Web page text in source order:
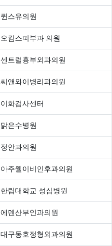
퀸스유의원
오킴스피부과 의원
센트럴흉부외과의원
씨앤와이병리과의원
이화검사센터
맑은수병원
정안과의원
아주웰이비인후과의원
한림대학교 성심병원
에덴산부인과의원
대구동호정형외과의원